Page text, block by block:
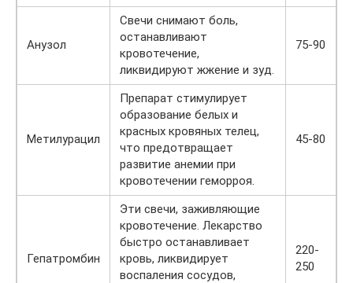
Анузол
Свечи снимают боль,
останавливают
кровотечение,
ликвидируют жжение и зуд.
75-90
Метилурацил
Препарат стимулирует
образование белых и
красных кровяных телец,
что предотвращает
развитие анемии при
кровотечении геморроя.
45-80
Гепатромбин
Эти свечи, заживляющие
кровотечение. Лекарство
быстро останавливает
кровь, ликвидирует
воспаления сосудов,
220-
250